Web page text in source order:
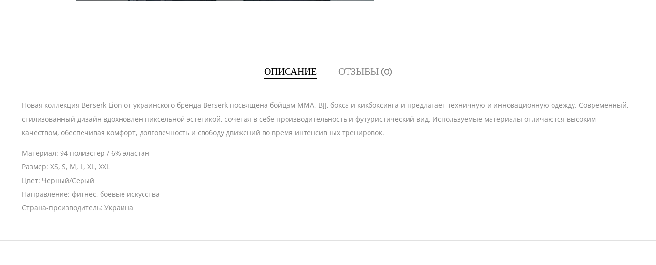
ОПИСАНИЕ ОТЗЫВЫ (0)
Новая коллекция Berserk Lion от украинского бренда Berserk посвящена бойцам MMA, BJJ, бокса и кикбоксинга и предлагает техничную и инновационную одежду. Современный,
стилизованный дизайн вдохновлен пиксельной эстетикой, сочетая в себе производительность и футуристический вид. Используемые материалы отличаются высоким
качеством, обеспечивая комфорт, долговечность и свободу движений во время интенсивных тренировок.
Материал: 94 полиэстер / 6% эластан
Размер: XS, S, M, L, XL, XXL
Цвет: Черный/Серый
Направление: фитнес, боевые искусства
Страна-производитель: Украина